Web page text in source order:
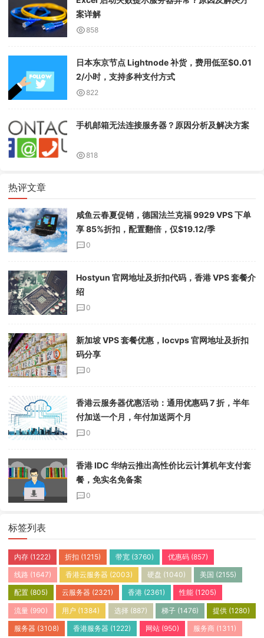
案详解
858
日本东京节点 Lightnode 补货，费用低至$0.01
2/小时，支持多种支付方式
822
手机邮箱无法连接服务器？原因分析及解决方案
818
热评文章
咸鱼云春夏促销，德国法兰克福 9929 VPS 下单
享 85%折扣，配置翻倍，仅$19.12/季
0
Hostyun 官网地址及折扣代码，香港 VPS 套餐介
绍
0
新加坡 VPS 套餐优惠，locvps 官网地址及折扣
码分享
0
香港云服务器优惠活动：通用优惠码 7 折，半年
付加送一个月，年付加送两个月
0
香港 IDC 华纳云推出高性价比云计算机年支付套
餐，免实名免备案
0
标签列表
内存 (1222) 折扣 (1215) 带宽(3760) 优惠码(857)
线路 (1647) 香港云服务器 (2003) 硬盘 (1040) 美国 (2155)
配置 (805) 云服务器 (2321) 香港(2361) 性能(1205)
流量 (990) 用户 (1384) 选择 (887) 梯子(1476) 提供 (1280)
服务器 (3108) 香港服务器 (1222) 网站(950) 服务商(1311)